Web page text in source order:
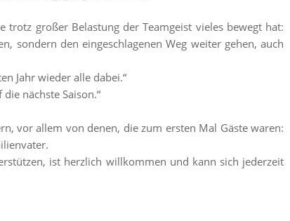
großer Belastung der Teamgeist vieles bewegt hat:
sondern den eingeschlagenen Weg weiter gehen, auch
Jahr wieder alle dabei.“
nächste Saison.“
vor allem von denen, die zum ersten Mal Gäste waren:
ist herzlich willkommen und kann sich jederzeit